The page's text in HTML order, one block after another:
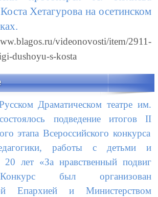
Хетагурова на осетинском
videonovosti/item/2911-
dushoyu-s-kosta
Драматическом театре им.
подведение итоговII
этапа Всероссийского конкурса
работы с детьми и
лет «За нравственный подвиг
был организован
Епархией и Министерством